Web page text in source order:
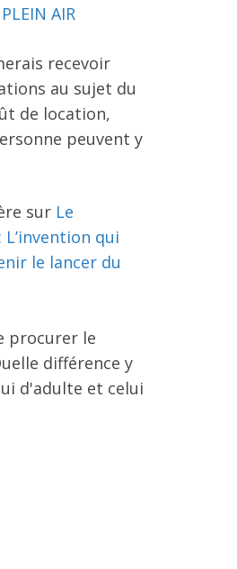
AIR
recevoir
au sujet du
de location,
peuvent y
sur Le
L’invention qui
le lancer du
procurer le
différence y
d'adulte et celui